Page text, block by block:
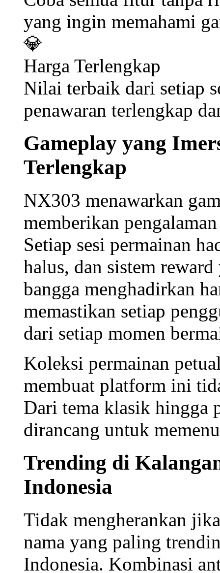
Game Slot Premium
Ratusan pilihan game
klasik hingga
📱
Link Slot APK
Unduh langsung dan
mobile kamu kapan saja.
🆓
Akun Demo
Coba semua fitur tanpa
yang ingin memahami
💎
Harga Terlengkap
Nilai terbaik dari setiap
penawaran terlengkap
Gameplay yang
Terlengkap
NX303 menawarkan
memberikan
Setiap sesi permainan
halus, dan sistem
bangga menghadirkan
memastikan setiap
dari setiap momen